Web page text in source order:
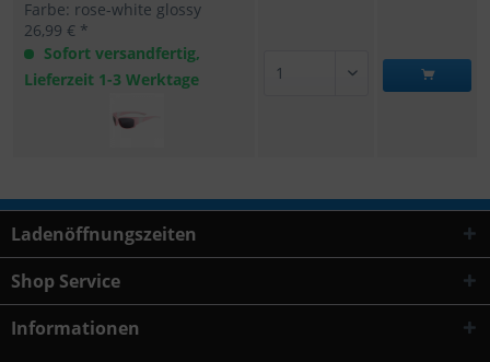
Farbe: rose-white glossy
26,99 € *
Sofort versandfertig,
Lieferzeit 1-3 Werktage
Ladenöffnungszeiten
Shop Service
Informationen